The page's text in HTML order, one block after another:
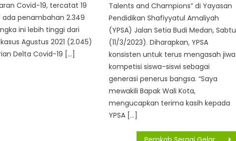
Covid-19, tercatat 19
ada penambahan 2.349
ini lebih tinggi dari
Agustus 2021 (2.045)
Delta Covid-19 […]
Talents and Champions” di Yayasan
Pendidikan Shafiyyatul Amaliyah
(YPSA) Jalan Setia Budi Medan, Sabtu
(11/3/2023). Diharapkan, YPSA
konsisten untuk terus mengasah jiwa
kompetisi siswa-siswi sebagai
generasi penerus bangsa. “Saya
mewakili Bapak Wali Kota,
mengucapkan terima kasih kepada
YPSA […]